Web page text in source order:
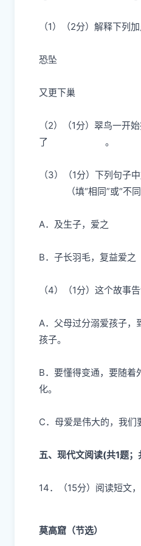
（1）（2分）解释下列加
恐坠
又更下巢
（2）（1分）翠鸟一开
了
。
（3）（1分）下列句子
（填“相同”或“不同
A．及生子，爱之
B．子长羽毛，复益爱之
（4）（1分）这个故
A．父母过分溺爱孩子，
孩子。
B．要懂得变通，要随着
化。
C．母爱是伟大的，我们
五、现代文阅读(共1题；
14．（15分） 阅读短文
莫高窟（节选）